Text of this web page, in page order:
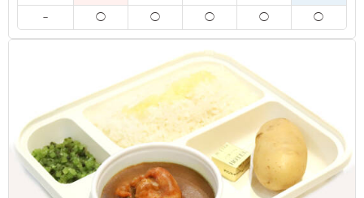
※喫食までにバターが溶けてしまう場合がございます。冷蔵庫
等で保管できるご用意をお願い致します。
をご用意しております。ご希望の際は下記「ご飯の種類」プル
ダウンよりご選択ください。
また、画像サンプルはカテゴリ：「オプション」内の「スリー
ブケース(化粧箱)」をご参照ください。各商品共通のケースと
なります。
5.0 TBSテレビ
大きい固形のチーズがいくつも入っていてボリューミーで
－ ◯ ◯ ◯ ◯ ◯